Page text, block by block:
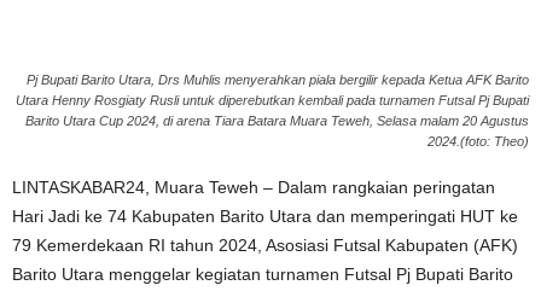
Pj Bupati Barito Utara, Drs Muhlis menyerahkan piala bergilir kepada Ketua AFK Barito
Utara Henny Rosgiaty Rusli untuk diperebutkan kembali pada turnamen Futsal Pj Bupati
Barito Utara Cup 2024, di arena Tiara Batara Muara Teweh, Selasa malam 20 Agustus
2024.(foto: Theo)
LINTASKABAR24, Muara Teweh – Dalam rangkaian peringatan
Hari Jadi ke 74 Kabupaten Barito Utara dan memperingati HUT ke
79 Kemerdekaan RI tahun 2024, Asosiasi Futsal Kabupaten (AFK)
Barito Utara menggelar kegiatan turnamen Futsal Pj Bupati Barito